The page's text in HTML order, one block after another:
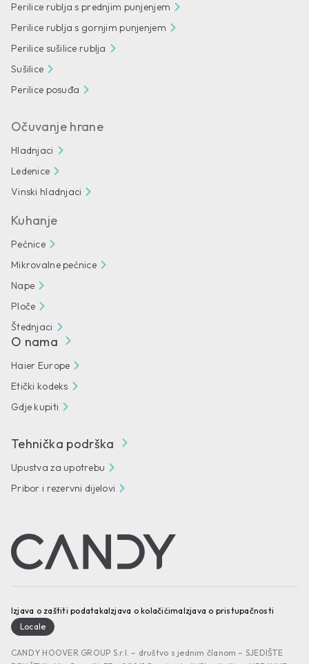
Perilice rublja s prednjim punjenjem
Perilice rublja s gornjim punjenjem
Perilice sušilice rublja
Sušilice
Perilice posuđa
Očuvanje hrane
Hladnjaci
Ledenice
Vinski hladnjaci
Kuhanje
Pećnice
Mikrovalne pećnice
Nape
Ploče
Štednjaci
O nama
Haier Europe
Etički kodeks
Gdje kupiti
Tehnička podrška
Upustva za upotrebu
Pribor i rezervni dijelovi
CANDY HOOVER GROUP S.r.l. – društvo s jednim članom – SJEDIŠTE
Izjava o zaštiti podatakaIzjava o kolačićimaIzjava o pristupačnosti
Locale